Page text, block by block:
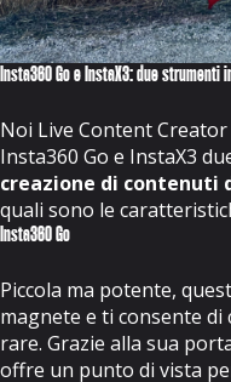
Insta360 Go e InstaX3: due strumenti
Noi Live Content Creator
Insta360 Go e InstaX3
creazione di contenuti
quali sono le
Insta360 Go
Piccola ma potente,
magnete e ti consente
rare. Grazie alla sua
offre un punto di vista